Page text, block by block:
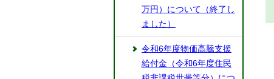
万円）について（終了し
ました）
令和6年度物価高騰支援
給付金（令和6年度住民